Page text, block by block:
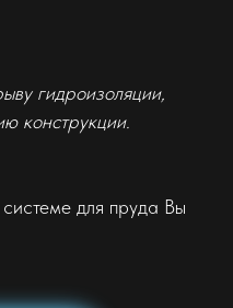
гидроизоляции,
конструкции.
для пруда Вы